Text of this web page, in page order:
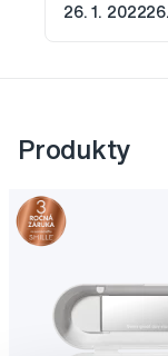
26. 1. 2022
Produkty